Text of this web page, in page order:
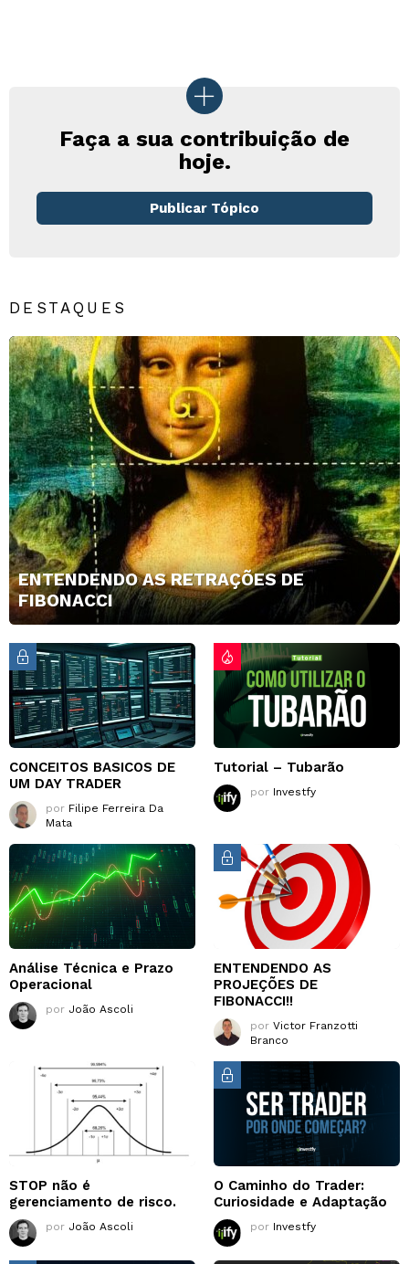
Faça a sua contribuição de
hoje.
Publicar Tópico
DESTAQUES
ENTENDENDO AS RETRAÇÕES DE
FIBONACCI
CONCEITOS BASICOS DE
UM DAY TRADER
por Filipe Ferreira Da
Mata
Tutorial – Tubarão
por Investfy
Análise Técnica e Prazo
Operacional
por João Ascoli
ENTENDENDO AS
PROJEÇÕES DE
FIBONACCI!!
por Victor Franzotti
Branco
STOP não é
gerenciamento de risco.
por João Ascoli
O Caminho do Trader:
Curiosidade e Adaptação
por Investfy